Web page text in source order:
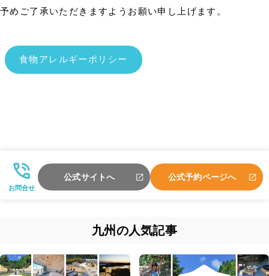
予めご了承いただきますようお願い申し上げます。
食物アレルギーポリシー
お問合せ
公式サイトへ 公式予約ページへ
九州の人気記事